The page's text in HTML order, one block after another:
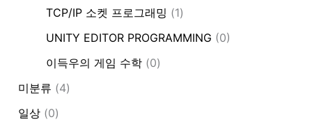
TCP/IP 소켓 프로그래밍 (1)
UNITY EDITOR PROGRAMMING (0)
이득우의 게임 수학 (0)
미분류 (4)
일상 (0)